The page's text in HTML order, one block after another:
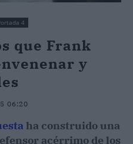
4
que Frank
y
06:20
ha construido una
acérrimo de los